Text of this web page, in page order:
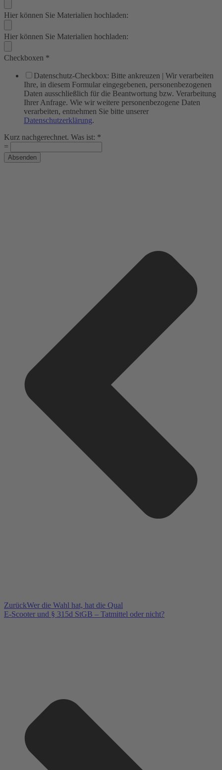
Hier können Sie Materialien hochladen:
Hier können Sie Materialien hochladen:
Checkboxen *
Datenschutz-Checkbox: Bitte ankreuzen | Wir verarbeiten
Ihre, in diesem Formular eingegebenen, personenbezogenen
Daten ausschließlich für die Beantwortung bzw. Verarbeitung
Ihrer Anfrage. Wie wir weitere personenbezogene Daten
verarbeiten, entnehmen Sie bitte unserer
Datenschutzerklärung.
Kurz nachgerechnet. Was ist: *
=
Absenden
ZurückWer die Wahl hat, hat die Qual
E-Scooter und § 315d StGB – Tatmittel oder nicht?